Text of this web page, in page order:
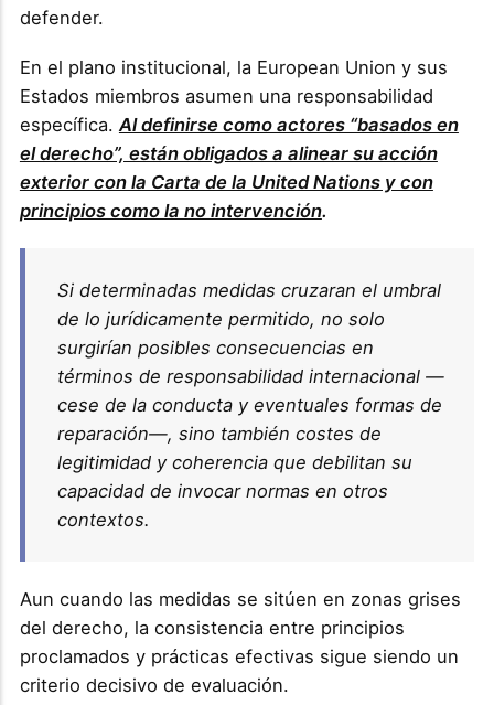
defender.
En el plano institucional, la European Union y sus
Estados miembros asumen una responsabilidad
específica.Al definirse como actores “basados en
el derecho”, están obligados a alinear su acción
exterior con la Carta de la United Nations y con
principios como la no intervención.
Si determinadas medidas cruzaran el umbral
de lo jurídicamente permitido, no solo
surgirían posibles consecuencias en
términos de responsabilidad internacional —
cese de la conducta y eventuales formas de
reparación—, sino también costes de
legitimidad y coherencia que debilitan su
capacidad de invocar normas en otros
contextos.
Aun cuando las medidas se sitúen en zonas grises
del derecho, la consistencia entre principios
proclamados y prácticas efectivas sigue siendo un
criterio decisivo de evaluación.